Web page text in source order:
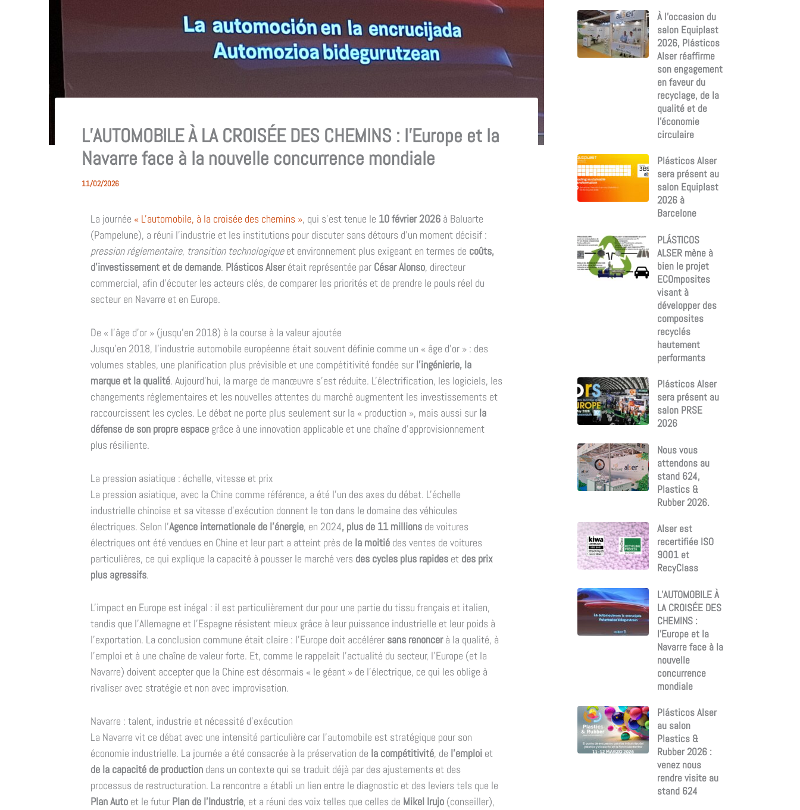
L’AUTOMOBILE À LA CROISÉE DES CHEMINS : l’Europe et la
Navarre face à la nouvelle concurrence mondiale
11/02/2026
La journée « L'automobile, à la croisée des chemins », qui s'est tenue le 10 février 2026 à Baluarte
(Pampelune), a réuni l'industrie et les institutions pour discuter sans détours d'un moment décisif :
pression réglementaire, transition technologiqueet environnement plus exigeant en termes de coûts,
d'investissement et de demande. Plásticos Alserétait représentée par César Alonso, directeur
commercial, afin d'écouter les acteurs clés, de comparer les priorités et de prendre le pouls réel du
secteur en Navarre et en Europe.
De « l'âge d'or » (jusqu'en 2018) à la course à la valeur ajoutée
Jusqu'en 2018, l'industrie automobile européenne était souvent définie comme un « âge d'or » : des
volumes stables, une planification plus prévisible et une compétitivité fondée sur l'ingénierie, la
marque et la qualité. Aujourd'hui, la marge de manœuvre s'est réduite. L'électrification, les logiciels, les
changements réglementaires et les nouvelles attentes du marché augmentent les investissements et
raccourcissent les cycles. Le débat ne porte plus seulement sur la « production », mais aussi sur la
défense de son propre espace grâce à une innovation applicable et une chaîne d'approvisionnement
plus résiliente.
La pression asiatique : échelle, vitesse et prix
La pression asiatique, avec la Chine comme référence, a été l'un des axes du débat. L'échelle
industrielle chinoise et sa vitesse d'exécution donnent le ton dans le domaine des véhicules
électriques. Selon l'Agence internationale de l'énergie, en 2024, plus de 11 millions de voitures
électriques ont été vendues en Chine et leur part a atteint près de la moitié des ventes de voitures
particulières, ce qui explique la capacité à pousser le marché vers des cycles plus rapides et des prix
plus agressifs.
L'impact en Europe est inégal : il est particulièrement dur pour une partie du tissu français et italien,
tandis que l'Allemagne et l'Espagne résistent mieux grâce à leur puissance industrielle et leur poids à
l'exportation. La conclusion commune était claire : l'Europe doit accélérer sans renoncerà la qualité, à
l'emploi et à une chaîne de valeur forte. Et, comme le rappelait l'actualité du secteur, l'Europe (et la
Navarre) doivent accepter que la Chine est désormais « le géant » de l'électrique, ce qui les oblige à
rivaliser avec stratégie et non avec improvisation.
Navarre : talent, industrie et nécessité d'exécution
La Navarre vit ce débat avec une intensité particulière car l'automobile est stratégique pour son
économie industrielle. La journée a été consacrée à la préservation de la compétitivité, de l'emploi et
de la capacité de production dans un contexte qui se traduit déjà par des ajustements et des
processus de restructuration. La rencontre a établi un lien entre le diagnostic et des leviers tels que le
Plan Auto et le futur Plan de l'Industrie, et a réuni des voix telles que celles de Mikel Irujo (conseiller),
:
À l’occasion du
salon Equiplast
2026, Plásticos
Alser réaffirme
son engagement
en faveur du
recyclage, de la
qualité et de
l’économie
circulaire
Plásticos Alser
sera présent au
salon Equiplast
2026 à
Barcelone
PLÁSTICOS
ALSER mène à
bien le projet
ECOmposites
visant à
développer des
composites
recyclés
hautement
performants
Plásticos Alser
sera présent au
salon PRSE
2026
Nous vous
attendons au
stand 624,
Plastics &
Rubber 2026.
Alser est
recertifiée ISO
9001 et
RecyClass
L’AUTOMOBILE À
LA CROISÉE DES
CHEMINS :
l’Europe et la
Navarre face à la
nouvelle
concurrence
mondiale
Plásticos Alser
au salon
Plastics &
Rubber 2026 :
venez nous
rendre visite au
stand 624